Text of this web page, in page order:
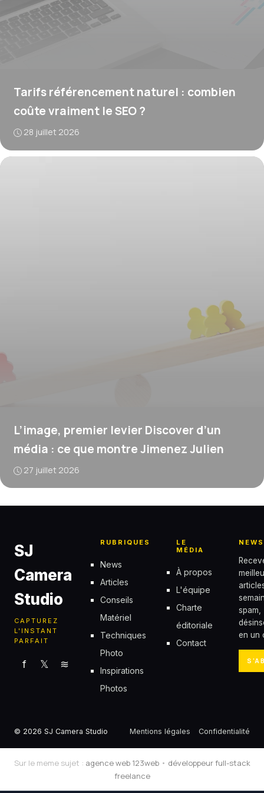
Tarifs référencement naturel : combien
coûte vraiment le SEO ?
28 juillet 2026
L’image, premier levier Discover d’un
média : ce que montre Jimenez Julien
27 juillet 2026
SJ
Camera
Studio
CAPTUREZ
L'INSTANT
PARFAIT
f 𝕏 ≋
RUBRIQUES
News
Articles
Conseils
Matériel
Techniques
Photo
Inspirations
Photos
LE
MÉDIA
À propos
L'équipe
Charte
éditoriale
Contact
spam,
en un
© 2026 SJ Camera Studio Mentions légales Confidentialité
Sur le meme sujet : agence web 123web• développeur full-stack
freelance